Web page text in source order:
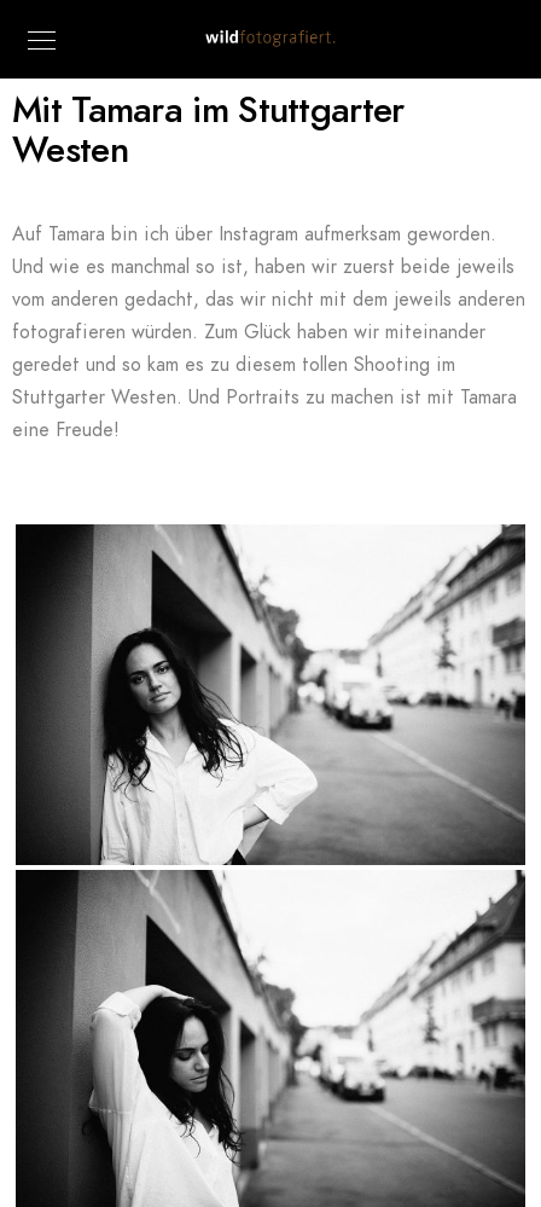
Mit Tamara im Stuttgarter
Westen
Auf Tamara bin ich über Instagram aufmerksam geworden.
Und wie es manchmal so ist, haben wir zuerst beide jeweils
vom anderen gedacht, das wir nicht mit dem jeweils anderen
fotografieren würden. Zum Glück haben wir miteinander
geredet und so kam es zu diesem tollen Shooting im
Stuttgarter Westen. Und Portraits zu machen ist mit Tamara
eine Freude!